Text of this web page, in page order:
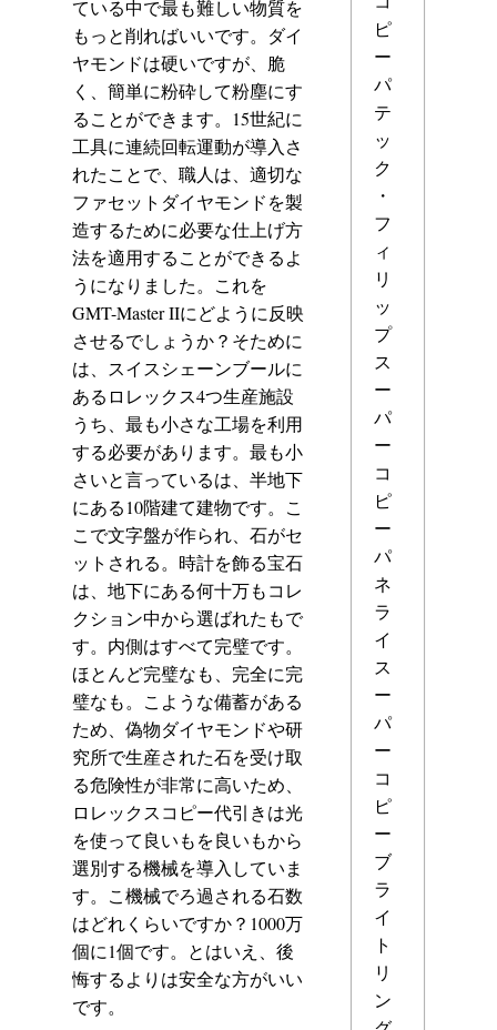
ている中で最も難しい物質を
もっと削ればいいです。ダイ
ヤモンドは硬いですが、脆
く、簡単に粉砕して粉塵にす
ることができます。15世紀に
工具に連続回転運動が導入さ
れたことで、職人は、適切な
ファセットダイヤモンドを製
造するために必要な仕上げ方
法を適用することができるよ
うになりました。これを
GMT-Master IIにどように反映
させるでしょうか？そために
は、スイスシェーンブールに
あるロレックス4つ生産施設
うち、最も小さな工場を利用
する必要があります。最も小
さいと言っているは、半地下
にある10階建て建物です。こ
こで文字盤が作られ、石がセ
ットされる。時計を飾る宝石
は、地下にある何十万もコレ
クション中から選ばれたもで
す。内側はすべて完璧です。
ほとんど完璧なも、完全に完
璧なも。こような備蓄がある
ため、偽物ダイヤモンドや研
究所で生産された石を受け取
る危険性が非常に高いため、
ロレックスコピー代引きは光
を使って良いもを良いもから
選別する機械を導入していま
す。こ機械でろ過される石数
はどれくらいですか？1000万
個に1個です。とはいえ、後
悔するよりは安全な方がいい
です。
ピ
ー
パ
テ
ッ
ク
・
フ
ィ
リ
ッ
プ
ス
ー
パ
ー
コ
ピ
ー
パ
ネ
ラ
イ
ス
ー
パ
ー
コ
ピ
ー
ブ
ラ
イ
ト
リ
ン